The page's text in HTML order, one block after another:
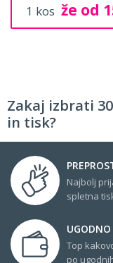
10 kos že
Zakaj izbrati
in tisk?
Najbolj
spletna
UGODNO
Top
po